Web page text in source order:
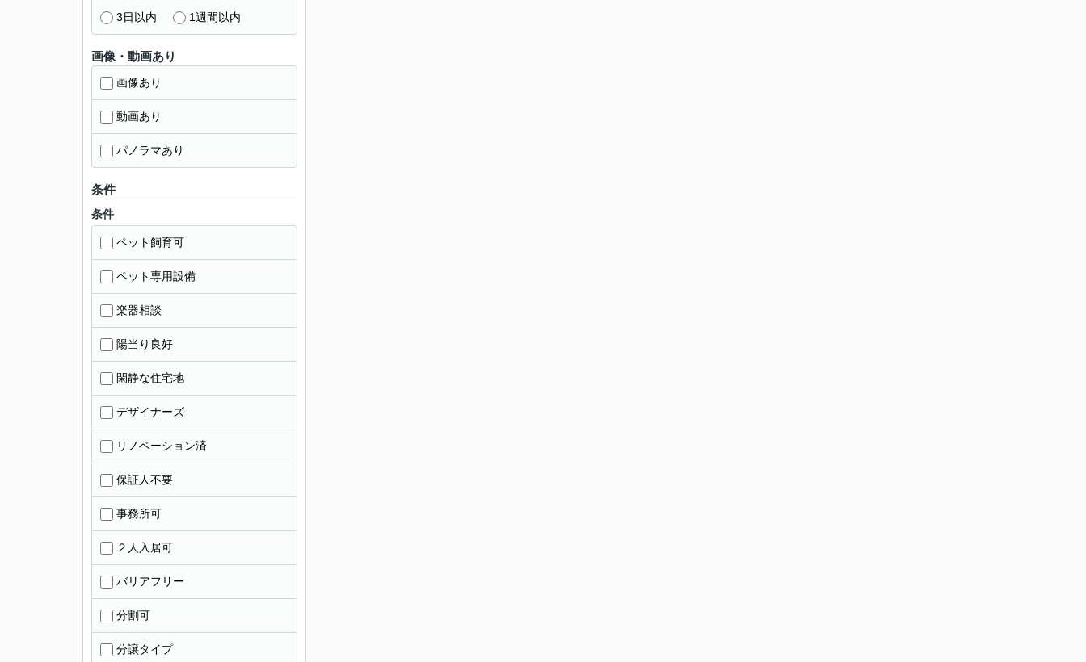
3日以内 1週間以内
画像・動画あり
画像あり
動画あり
パノラマあり
条件
条件
ペット飼育可
ペット専用設備
楽器相談
陽当り良好
閑静な住宅地
デザイナーズ
リノベーション済
保証人不要
事務所可
２人入居可
バリアフリー
分割可
分譲タイプ